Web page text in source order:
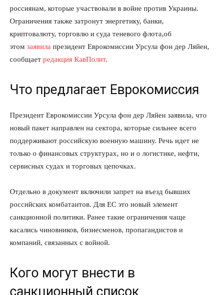
россиянам, которые участвовали в войне против Украины.
Ограничения также затронут энергетику, банки,
криптовалюту, торговлю и суда теневого флота,об
этом заявила президент Еврокомиссии Урсула фон дер Ляйен,
сообщает редакция КавПолит.
Что предлагает Еврокомиссия
Президент Еврокомиссии Урсула фон дер Ляйен заявила, что
новый пакет направлен на сектора, которые сильнее всего
поддерживают российскую военную машину. Речь идет не
только о финансовых структурах, но и о логистике, нефти,
сервисных судах и торговых цепочках.
Отдельно в документ включили запрет на въезд бывших
российских комбатантов. Для ЕС это новый элемент
санкционной политики. Ранее такие ограничения чаще
касались чиновников, бизнесменов, пропагандистов и
компаний, связанных с войной.
Кого могут внести в
санкционный список